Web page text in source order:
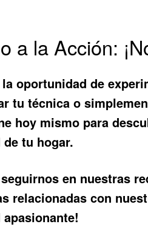
a la Acción:
oportunidad de
tu técnica o
hoy mismo para
tu hogar.
en nuestras
relacionadas con